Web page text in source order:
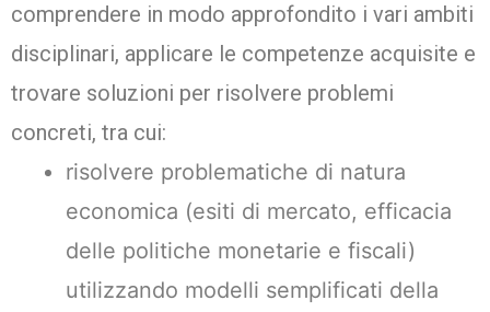
comprendere in modo approfondito i vari ambiti
disciplinari, applicare le competenze acquisite e
trovare soluzioni per risolvere problemi
concreti, tra cui:
risolvere problematiche di natura
economica (esiti di mercato, efficacia
delle politiche monetarie e fiscali)
utilizzando modelli semplificati della